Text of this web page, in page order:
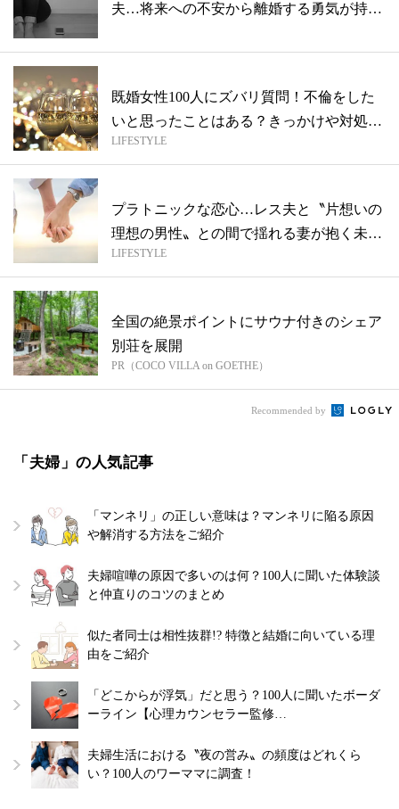
夫…将来への不安から離婚する勇気が持て
既婚女性100人にズバリ質問！不倫をした
いと思ったことはある？きっかけや対処法
ま...
LIFESTYLE
プラトニックな恋心…レス夫と〝片想いの
理想の男性〟との間で揺れる妻が抱く未来
への...
LIFESTYLE
全国の絶景ポイントにサウナ付きのシェア
別荘を展開
PR（COCO VILLA on GOETHE）
Recommended by
「夫婦」の人気記事
「マンネリ」の正しい意味は？マンネリに陥る原因
や解消する方法をご紹介
夫婦喧嘩の原因で多いのは何？100人に聞いた体験談
と仲直りのコツのまとめ
似た者同士は相性抜群!? 特徴と結婚に向いている理
由をご紹介
「どこからが浮気」だと思う？100人に聞いたボーダ
ーライン【心理カウンセラー監修…
夫婦生活における〝夜の営み〟の頻度はどれくら
い？100人のワーママに調査！